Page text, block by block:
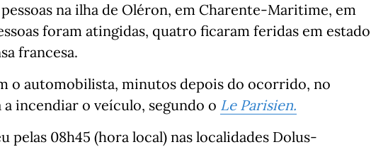
na ilha de Oléron, em Charente-Maritime, em
foram atingidas, quatro ficaram feridas em estado
francesa.
o automobilista, minutos depois do ocorrido, no
incendiar o veículo, segundo o Le Parisien.
pelas 08h45 (hora local) nas localidades Dolus-